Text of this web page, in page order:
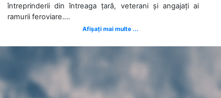
întreprinderii din întreaga țară, veterani și angajați ai
ramurii feroviare....
Afișați mai multe ...